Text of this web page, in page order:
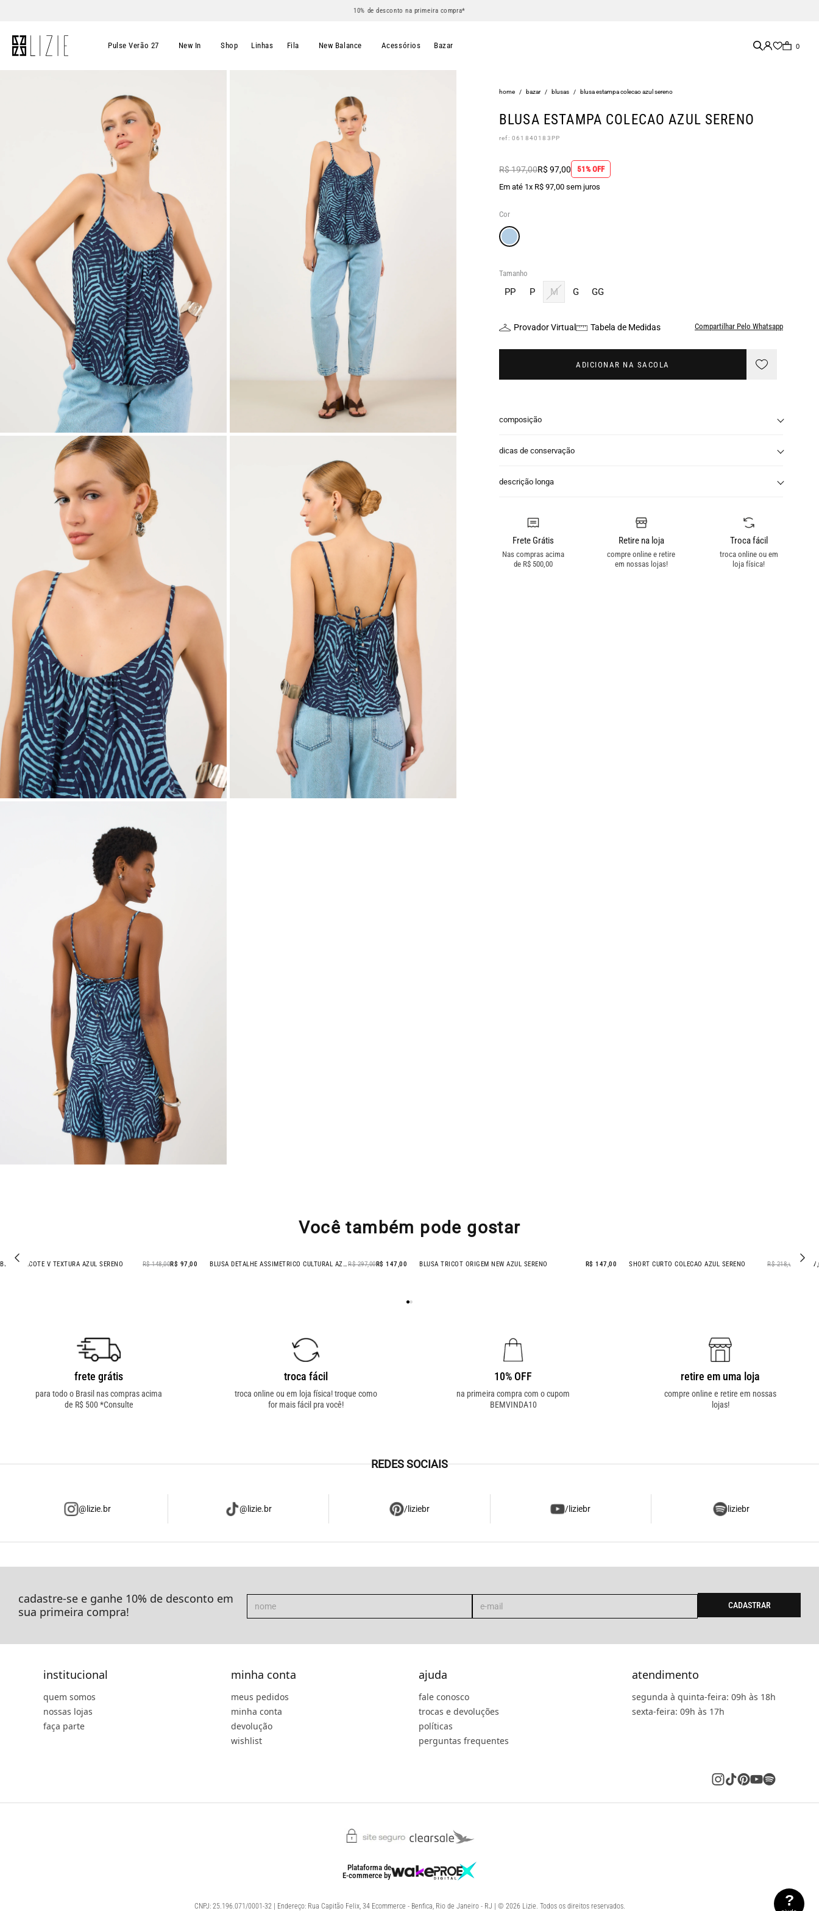
10% de desconto na primeira compra*
0
Pulse Verão 27 New In Shop Linhas Fila New Balance Acessórios Bazar
home / bazar / blusas / blusa estampa colecao azul sereno
BLUSA ESTAMPA COLECAO AZUL SERENO
ref: 061840183PP
R$ 197,00R$ 97,00
51% OFF
Em até 1x R$ 97,00 sem juros
Cor
Tamanho
PP P M G GG
Provador Virtual Tabela de Medidas Compartilhar Pelo Whatsapp
ADICIONAR NA SACOLA
composição
dicas de conservação
descrição longa
Frete Grátis
Nas compras acima
de R$ 500,00
Retire na loja
compre online e retire
em nossas lojas!
Troca fácil
troca online ou em
loja física!
Você também pode gostar
- 34% OFF
BLUSA DECOTE V TEXTURA AZUL SERENO R$ 148,00R$ 97,00 - 51% OFF R$ 297,00R$ 147,00 BLUSA TRICOT ORIGEM NEW AZUL SERENO R$ 147,00 - 42% OFF
SHORT CURTO COLECAO AZUL SERENO R$ 218,00 R$
frete grátis
para todo o Brasil nas compras acima
de R$ 500 *Consulte
troca fácil
troca online ou em loja física! troque como
for mais fácil pra você!
10% OFF
na primeira compra com o cupom
BEMVINDA10
retire em uma loja
compre online e retire em nossas
lojas!
REDES SOCIAIS
@lizie.br @lizie.br /liziebr /liziebr liziebr
cadastre-se e ganhe 10% de desconto em
sua primeira compra!
CADASTRAR
institucional
quem somos
nossas lojas
faça parte
minha conta
meus pedidos
minha conta
devolução
wishlist
ajuda
fale conosco
trocas e devoluções
políticas
perguntas frequentes
atendimento
segunda à quinta-feira: 09h às 18h
sexta-feira: 09h às 17h
Plataforma de
E-commerce by
CNPJ: 25.196.071/0001-32 | Endereço: Rua Capitão Felix, 34 Ecommerce - Benfica, Rio de Janeiro - RJ | © 2026 Lizie. Todos os direitos reservados. ?